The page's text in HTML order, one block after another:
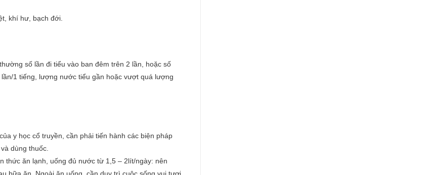
khí hư, bạch đới.
số lần đi tiểu vào ban đêm trên 2 lần, hoặc số
1 tiếng, lượng nước tiểu gần hoặc vượt quá lượng
y học cổ truyền, cần phải tiến hành các biện pháp
dùng thuốc.
thức ăn lạnh, uống đủ nước từ 1,5 – 2lít/ngày: nên